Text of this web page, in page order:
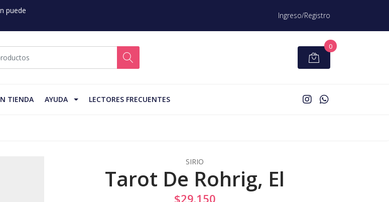
puede
Ingreso/Registro
0
TIENDA AYUDA LECTORES FRECUENTES
SIRIO
Tarot De Rohrig, El
$29.150